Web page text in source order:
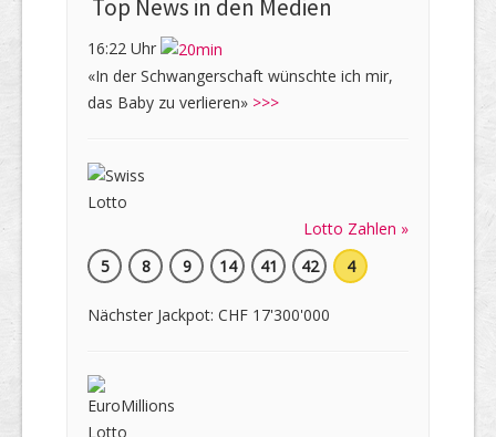
Top News in den Medien
16:22 Uhr
«In der Schwangerschaft wünschte ich mir,
das Baby zu verlieren» >>>
Lotto Zahlen »
5
8 9 14 41 42 4
Nächster Jackpot: CHF 17'300'000